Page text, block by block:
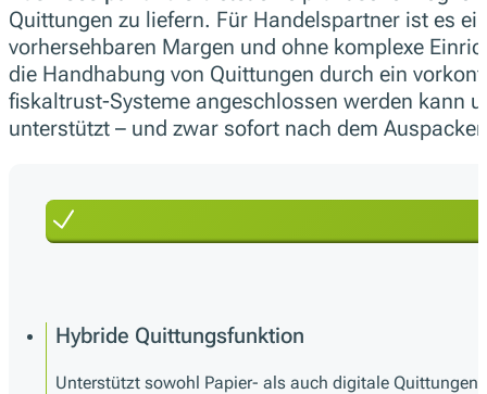
Quittungen zu liefern. Für Handelspartner ist es
vorhersehbaren Margen und ohne komplexe
die Handhabung von Quittungen durch ein
fiskaltrust-Systeme angeschlossen werden kann
unterstützt – und zwar sofort nach dem
Hybride Quittungsfunktion
Unterstützt sowohl Papier- als auch digitale Quittungen